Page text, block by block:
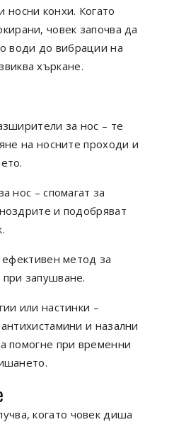
носни конхи. Когато
човек започва да
води до вибрации на
хъркане.
за нос – те
на носните проходи и
нос – спомагат за
и подобряват
метод за
запушване.
или настинки –
и назални
помогне при временни
когато човек диша